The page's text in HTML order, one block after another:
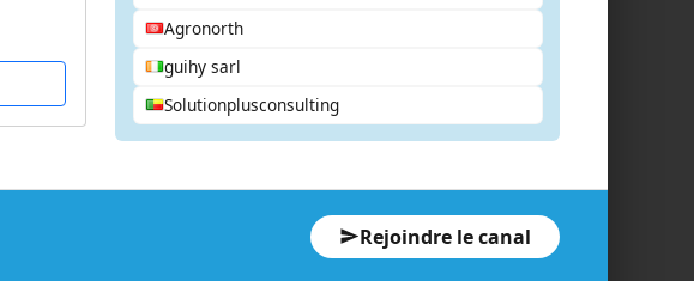
Agronorth
guihy sarl
Solutionplusconsulting
Rejoindre le canal